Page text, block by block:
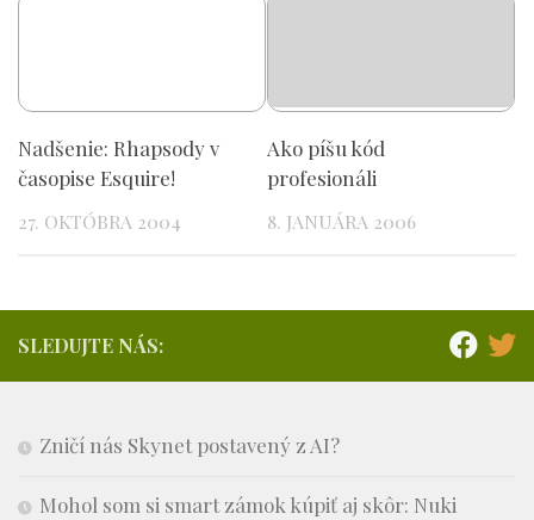
Nadšenie: Rhapsody v
časopise Esquire!
27. OKTÓBRA 2004
Ako píšu kód
profesionáli
8. JANUÁRA 2006
SLEDUJTE NÁS:
Zničí nás Skynet postavený z AI?
Mohol som si smart zámok kúpiť aj skôr: Nuki